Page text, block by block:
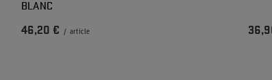
BLANC
46,20 € / article